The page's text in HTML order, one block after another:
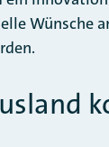
Wünsche